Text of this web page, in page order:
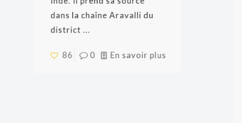
coulant vers l'ouest en
Inde. Il prend sa source
district ...